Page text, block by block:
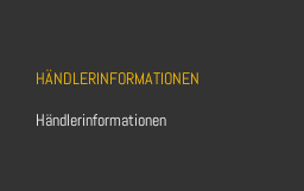
HÄNDLERINFORMATIONEN
Händlerinformationen